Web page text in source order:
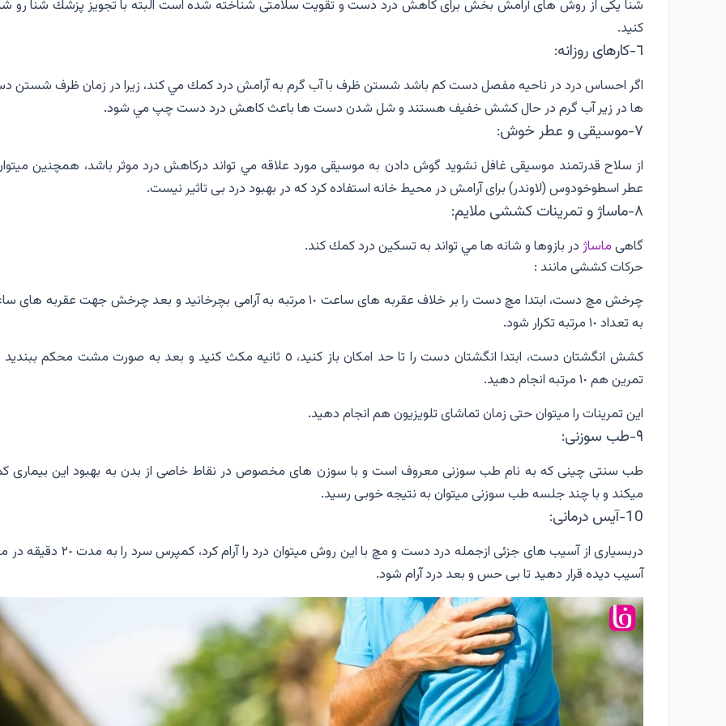
شنا يكى از روش هاى آرامش بخش براى كاهش درد دست و تقويت سلامتى شناخته شده است البته با تجويز پزشك شنا رو
كنيد.
٦-كارهاى روزانه:
اگر احساس درد در ناحيه مفصل دست كم باشد شستن ظرف با آب گرم به آرامش درد كمك مي كند، زيرا در زمان ظرف شستن
ها در زير آب گرم در حال كشش خفيف هستند و شل شدن دست ها باعث كاهش درد دست چپ مي شود.
٧-موسيقى و عطر خوش:
از سلاح قدرتمند موسيقى غافل نشويد گوش دادن به موسيقى مورد علاقه مي تواند دركاهش درد موثر باشد، همچنين
عطر اسطوخودوس (لاوندر) براى آرامش در محيط خانه استفاده كرد كه در بهبود درد بى تاثير نيست.
٨-ماساژ و تمرينات كششى ملايم:
گاهىماساژدر بازوها و شانه ها مي تواند به تسكين درد كمك كند.
حركات كششى مانند :
چرخش مچ دست، ابتدا مچ دست را بر خلاف عقربه هاى ساعت ١٠ مرتبه به آرامى بچرخانيد و بعد چرخش جهت عقربه
به تعداد ١٠ مرتبه تكرار شود.
كشش انگشتان دست، ابتدا انگشتان دست را تا حد امكان باز كنيد، ٥ ثانيه مكث كنيد و بعد به صورت مشت محكم
تمرين هم ١٠ مرتبه انجام دهيد.
اين تمرينات را ميتوان حتى زمان تماشاى تلويزيون هم انجام دهيد.
٩-طب سوزنى:
طب سنتى چينى كه به نام طب سوزنى معروف است و با سوزن هاى مخصوص در نقاط خاصى از بدن به بهبود اين بيمارى
ميكند و با چند جلسه طب سوزنى ميتوان به نتيجه خوبی رسيد.
10-آيس درمانى:
دربسیاری از آسيب هاى جزئى ازجمله درد دست و مچ با اين روش ميتوان درد را آرام كرد،
آسيب ديده قرار دهيد تا بى حس و بعد درد آرام شود.